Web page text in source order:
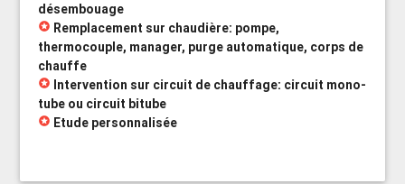
désembouage
stars Remplacement sur chaudière: pompe,
thermocouple, manager, purge automatique, corps de
chauffe
stars Intervention sur circuit de chauffage: circuit mono-
tube ou circuit bitube
stars Etude personnalisée